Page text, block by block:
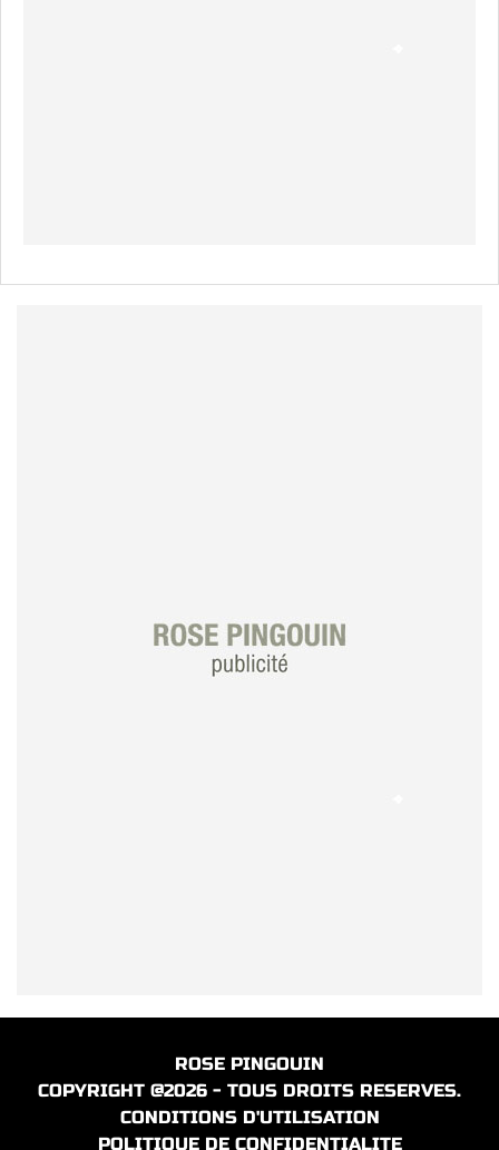
ROSE PINGOUIN
COPYRIGHT @2026 - TOUS DROITS RESERVES.
CONDITIONS D'UTILISATION
POLITIQUE DE CONFIDENTIALITE